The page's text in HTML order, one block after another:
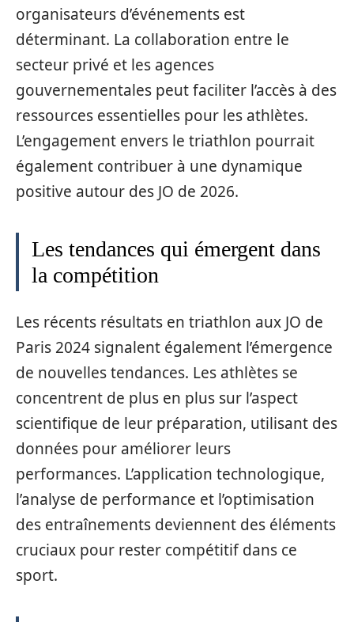
organisateurs d’événements est
déterminant. La collaboration entre le
secteur privé et les agences
gouvernementales peut faciliter l’accès à des
ressources essentielles pour les athlètes.
L’engagement envers le triathlon pourrait
également contribuer à une dynamique
positive autour des JO de 2026.
Les tendances qui émergent dans
la compétition
Les récents résultats en triathlon aux JO de
Paris 2024 signalent également l’émergence
de nouvelles tendances. Les athlètes se
concentrent de plus en plus sur l’aspect
scientifique de leur préparation, utilisant des
données pour améliorer leurs
performances. L’application technologique,
l’analyse de performance et l’optimisation
des entraînements deviennent des éléments
cruciaux pour rester compétitif dans ce
sport.